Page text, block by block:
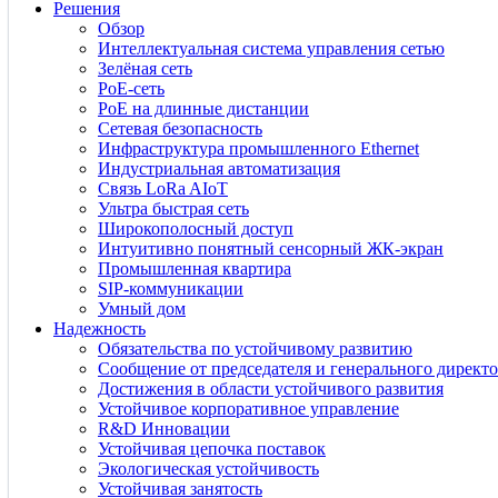
Решения
Обзор
Интеллектуальная система управления сетью
Зелёная сеть
PoE-сеть
PoE на длинные дистанции
Сетевая безопасность
Инфраструктура промышленного Ethernet
Индустриальная автоматизация
Связь LoRa AIoT
Ультра быстрая сеть
Широкополосный доступ
Интуитивно понятный сенсорный ЖК-экран
Промышленная квартира
SIP-коммуникации
Умный дом
Надежность
Обязательства по устойчивому развитию
Сообщение от председателя и генерального
Достижения в области устойчивого развития
Устойчивое корпоративное управление
R&D Инновации
Устойчивая цепочка поставок
Экологическая устойчивость
Устойчивая занятость